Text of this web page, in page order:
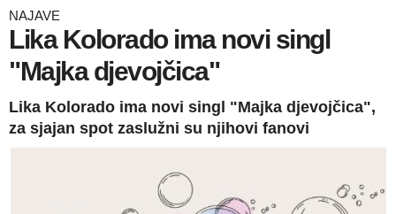
NAJAVE
Lika Kolorado ima novi singl
"Majka djevojčica"
Lika Kolorado ima novi singl "Majka djevojčica",
za sjajan spot zaslužni su njihovi fanovi